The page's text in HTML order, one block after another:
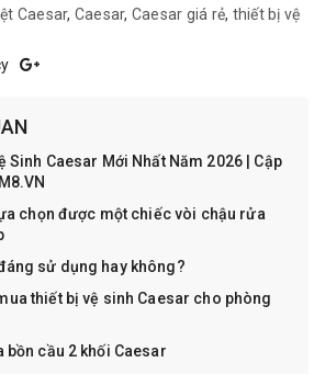
Caesar, Caesar, Caesar giá rẻ, thiết bị vệ
Sinh Caesar Mới Nhất Năm 2026 | Cập
chọn được một chiếc vòi chậu rửa
sử dụng hay không?
thiết bị vệ sinh Caesar cho phòng
bồn cầu 2 khối Caesar